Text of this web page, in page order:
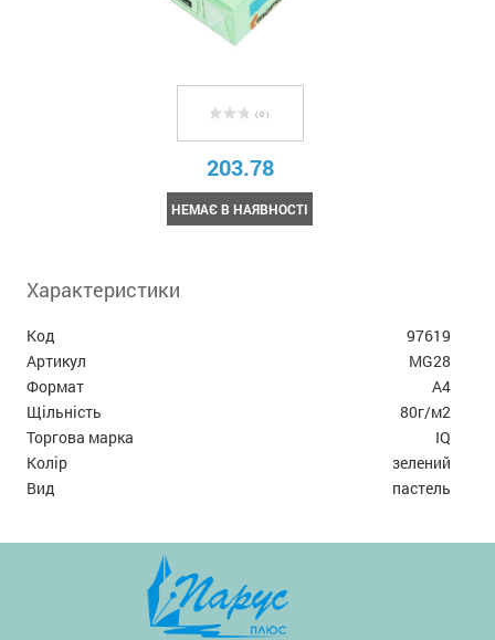
( 0 )
203.78
НЕМАЄ В НАЯВНОСТІ
Характеристики
Код
97619
Артикул
MG28
Формат
А4
Щільність
80г/м2
Торгова марка
IQ
Колір
зелений
Вид
пастель